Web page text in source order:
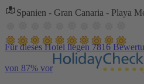
Spanien - Gran Canaria - Playa
Für dieses Hotel liegen 7816
von 87% vor